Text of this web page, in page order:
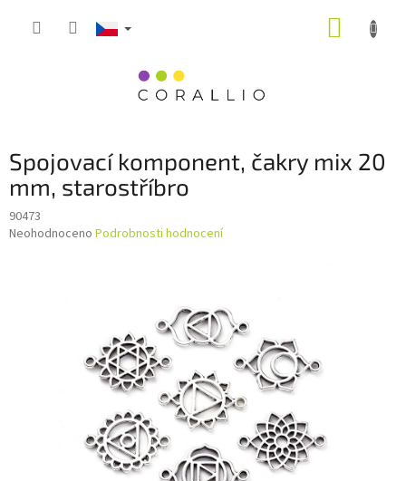
Spojovací komponent, čakry mix 20
mm, starostříbro
90473
Průměrné
Neohodnoceno Podrobnosti hodnocení